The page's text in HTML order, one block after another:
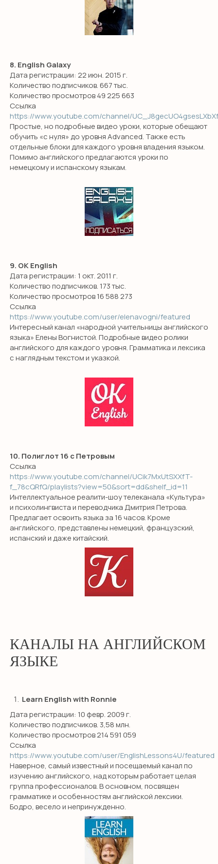
8. English Galaxy
Дата регистрации: 22 июн. 2015 г.
Количество подписчиков. 667 тыс.
Количество просмотров 49 225 663
Ссылка
https://www.youtube.com/channel/
Простые, но подробные видео уроки, которые обещают
обучить «с нуля» до уровня Advanced. Также есть
отдельные блоки для каждого уровня владения языком.
Помимо английского предлагаются уроки по
немецкому и испанскому языкам.
9. OK English
Дата регистрации: 1 окт. 2011 г.
Количество подписчиков. 173 тыс.
Количество просмотров 16 588 273
Ссылка
https://www.youtube.com/user/elenavogni/featured
Интересный канал «народной учительницы английского
языка» Елены Вогнистой. Подробные видео ролики
английского для каждого уровня. Грамматика и лексика
с наглядным текстом и указкой.
10. Полиглот 16 с Петровым
Ссылка
https://www.youtube.com/channel/UCik7MxUtSXXfT-
f_78cQRfQ/playlists?view=50&sort=dd&shelf_id=11
Интеллектуальное реалити-шоу телеканала «Культура»
и психолингвиста и переводчика Дмитрия Петрова.
Предлагает освоить языка за 16 часов. Кроме
английского, представлены немецкий, французский,
испанский и даже китайский.
КАНАЛЫ НА АНГЛИЙСКОМ
ЯЗЫКЕ
Learn English with Ronnie
Дата регистрации: 10 февр. 2009 г.
Количество подписчиков. 3,58 млн.
Количество просмотров 214 591 059
Ссылка
https://www.youtube.com/user/EnglishLessons4U/featured
Наверное, самый известный и посещаемый канал по
изучению английского, над которым работает целая
группа профессионалов. В основном, посвящен
грамматике и особенностям английской лексики.
Бодро, весело и непринужденно.